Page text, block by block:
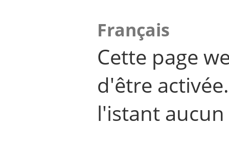
Français
Cette page
d'être
l'istant